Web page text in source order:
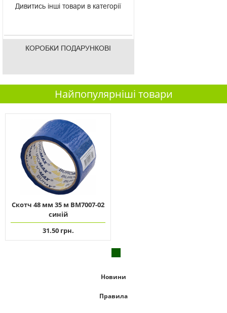
Дивитись інші товари в категорії
КОРОБКИ ПОДАРУНКОВІ
Найпопулярніші товари
Скотч 48 мм 35 м ВМ7007-02
синій
31.50 грн.
Новини
Правила